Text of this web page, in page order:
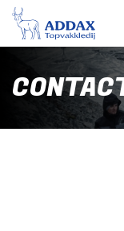
Overslaan naar inhoud